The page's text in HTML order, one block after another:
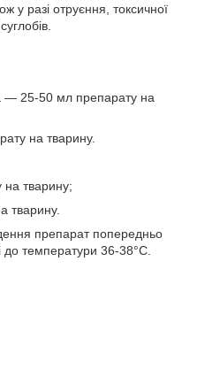
у разі отруєння, токсичної
— 25-50 мл препарату на
на тварину.
тварину;
тварину.
препарат попередньо
до температури 36-38°С.